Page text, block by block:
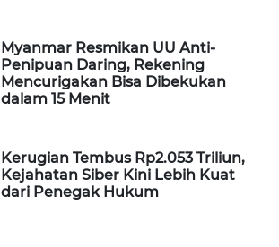
Myanmar Resmikan UU Anti-
Penipuan Daring, Rekening
Mencurigakan Bisa Dibekukan
dalam 15 Menit
Kerugian Tembus Rp2.053 Triliun,
Kejahatan Siber Kini Lebih Kuat
dari Penegak Hukum